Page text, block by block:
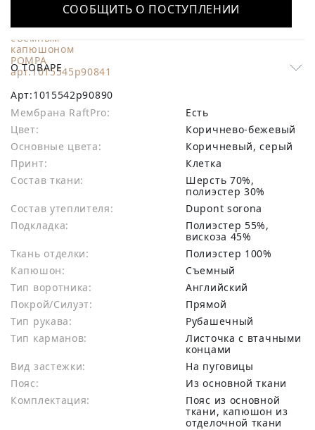
СООБЩИТЬ О ПОСТУПЛЕНИИ
О ТОВАРЕ
Арт:1015542p90890
Мембрана RaftPro:
есть
Цвет:
Коричнево-бежевый
Основные цвета:
коричневый, серый
Принт:
Клетка
Состав ткани:
шерсть 70%,
полиэстер 30%
Состав утеплителя:
Dupont sorona
Подкладка:
Полиэстер 55%,
вискоза 45%
Ткань отделки:
Полиэстер 100%
Капюшон:
Съемный
Тип воротника:
Английский
Покрой/Силуэт:
Прямой
Тип рукава:
Рубашечный
Тип карманов:
Листочка с втачными
концами
Вид застежки:
На пуговицы
Пояс:
Из основной ткани
Комплектация:
Пояс из основной
ткани, капюшон из
отделочной ткани